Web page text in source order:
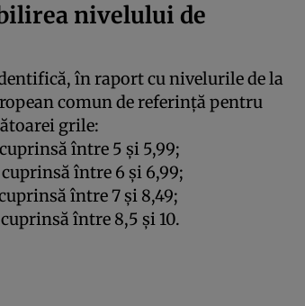
nivelului de
în raport cu nivelurile de la
comun de referință pentru
grile:
între 5 și 5,99;
între 6 și 6,99;
între 7 și 8,49;
între 8,5 și 10.